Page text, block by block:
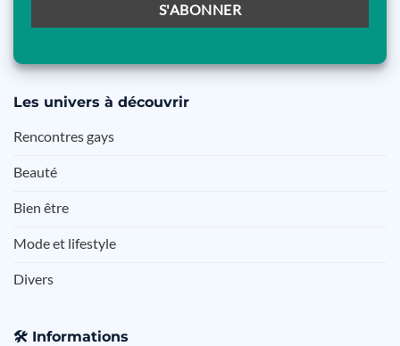
Les univers à découvrir
Rencontres gays
Beauté
Bien être
Mode et lifestyle
Divers
🛠️ Informations